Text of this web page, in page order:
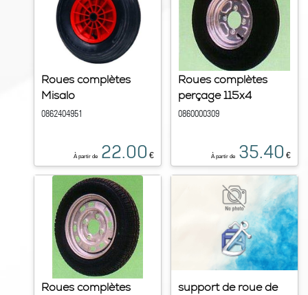
Roues complètes
Misalo
0862404951
À partir de 22.00 €
Roues complètes
perçage 115x4
0860000309
À partir de 35.40 €
Roues complètes
support de roue de